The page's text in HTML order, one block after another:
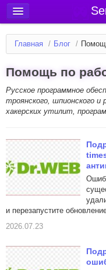
Добавить сервер
Мониторинг серверов
Новости
Блог
Статьи
Главная / Блог /
Помощь по
Русское программное
троянского, шпионского и
хакерских утилит,
и перезапустите
2026.07.23